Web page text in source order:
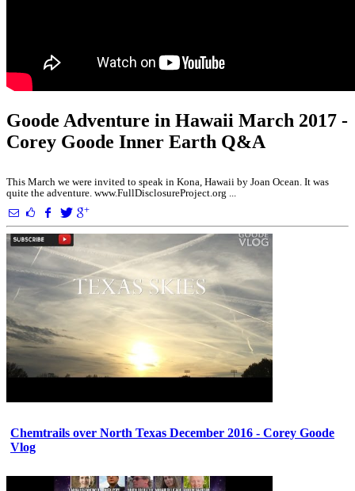
Goode Adventure in Hawaii March 2017 -
Corey Goode Inner Earth Q&A
This March we were invited to speak in Kona, Hawaii by Joan Ocean. It was
quite the adventure. www.FullDisclosureProject.org ...
Chemtrails over North Texas December 2016 - Corey Goode
Vlog